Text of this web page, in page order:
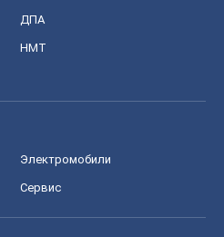
ДПА
НМТ
Электромобили
Сервис